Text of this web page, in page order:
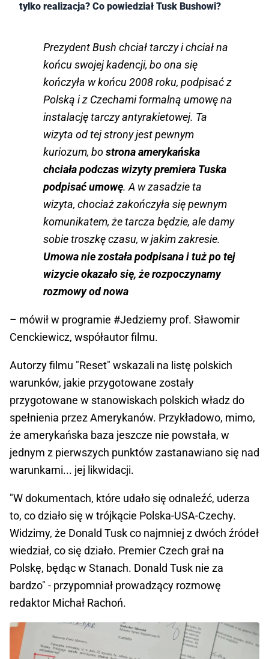
tylko realizacja? Co powiedział Tusk Bushowi?
Prezydent Bush chciał tarczy i chciał na
końcu swojej kadencji, bo ona się
kończyła w końcu 2008 roku, podpisać z
Polską i z Czechami formalną umowę na
instalację tarczy antyrakietowej. Ta
wizyta od tej strony jest pewnym
kuriozum, bostrona amerykańska
chciała podczas wizyty premiera Tuska
podpisać umowę. A w zasadzie ta
wizyta, chociaż zakończyła się pewnym
komunikatem, że tarcza będzie, ale damy
sobie troszkę czasu, w jakim zakresie.
Umowa nie została podpisana i tuż po tej
wizycie okazało się, że rozpoczynamy
rozmowy od nowa
– mówił w programie #Jedziemy prof. Sławomir
Cenckiewicz, współautor filmu.
Autorzy filmu "Reset" wskazali na listę polskich
warunków, jakie przygotowane zostały
przygotowane w stanowiskach polskich władz do
spełnienia przez Amerykanów. Przykładowo, mimo,
że amerykańska baza jeszcze nie powstała, w
jednym z pierwszych punktów zastanawiano się nad
warunkami... jej likwidacji.
"W dokumentach, które udało się odnaleźć, uderza
to, co działo się w trójkącie Polska-USA-Czechy.
Widzimy, że Donald Tusk co najmniej z dwóch źródeł
wiedział, co się działo. Premier Czech grał na
Polskę, będąc w Stanach. Donald Tusk nie za
bardzo" - przypomniał prowadzący rozmowę
redaktor Michał Rachoń.